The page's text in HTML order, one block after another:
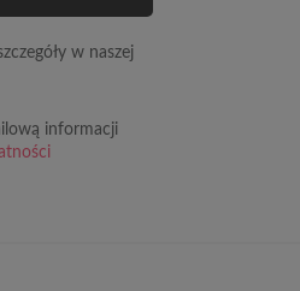
w naszej
informacji